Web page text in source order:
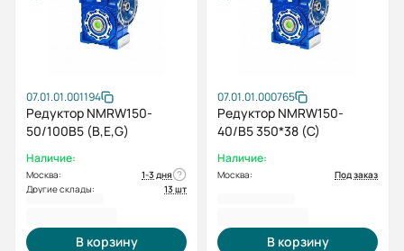
07.01.01.001194
Редуктор NMRW150-
50/100B5 (B,E,G)
Наличие:
Москва:
1-3 дня
Другие склады:
13 шт
В корзину
07.01.01.000765
Редуктор NMRW150-
40/B5 350*38 (C)
Наличие:
Москва: Под заказ
В корзину